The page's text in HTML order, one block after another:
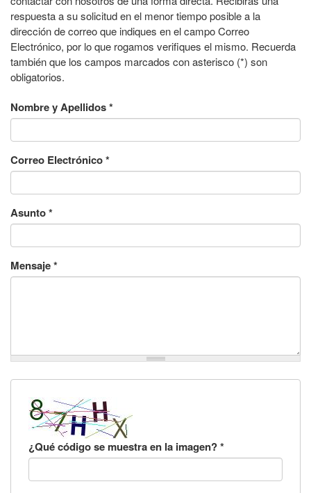
respuesta a su solicitud en el menor tiempo posible a la
dirección de correo que indiques en el campo Correo
Electrónico, por lo que rogamos verifiques el mismo. Recuerda
también que los campos marcados con asterisco (*) son
obligatorios.
Nombre y Apellidos*
Correo Electrónico*
Asunto*
Mensaje*
¿Qué código se muestra en la imagen?*